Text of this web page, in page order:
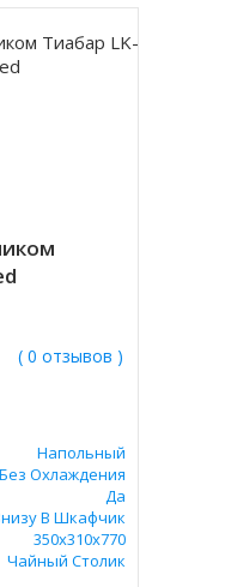
( 0 отзывов )
Напольный
Без Охлаждения
Да
В Шкафчик
350х310х770
Чайный Столик